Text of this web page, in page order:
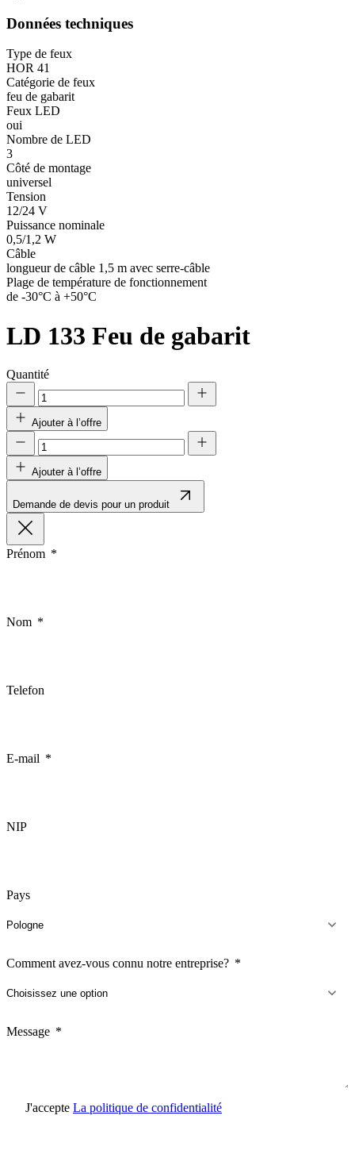
Données techniques
Type de feux
HOR 41
Catégorie de feux
feu de gabarit
Feux LED
oui
Nombre de LED
3
Côté de montage
universel
Tension
12/24 V
Puissance nominale
0,5/1,2 W
Câble
longueur de câble 1,5 m avec serre-câble
Plage de température de fonctionnement
de -30°C à +50°C
LD 133 Feu de gabarit
Quantité
Ajouter à l’offre
Ajouter à l’offre
Demande de devis pour un produit
Prénom
Nom
Telefon
E-mail
NIP
Pays
Comment avez-vous connu notre entreprise?
Message
J'accepte La politique de confidentialité